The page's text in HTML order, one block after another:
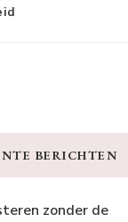
BERICHTEN
zonder de